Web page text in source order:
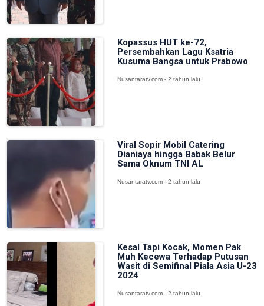
Kopassus HUT ke-72,
Persembahkan Lagu Ksatria
Kusuma Bangsa untuk Prabowo
Nusantaratv.com - 2 tahun lalu
Viral Sopir Mobil Catering
Dianiaya hingga Babak Belur
Sama Oknum TNI AL
Nusantaratv.com - 2 tahun lalu
Kesal Tapi Kocak, Momen Pak
Muh Kecewa Terhadap Putusan
Wasit di Semifinal Piala Asia U-23
2024
Nusantaratv.com - 2 tahun lalu